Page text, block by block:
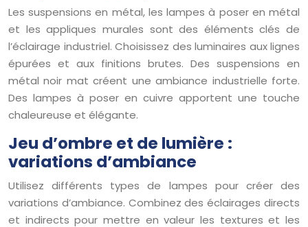
Les suspensions en métal, les lampes à poser en métal
et les appliques murales sont des éléments clés de
l’éclairage industriel. Choisissez des luminaires aux lignes
épurées et aux finitions brutes. Des suspensions en
métal noir mat créent une ambiance industrielle forte.
Des lampes à poser en cuivre apportent une touche
chaleureuse et élégante.
Jeu d’ombre et de lumière :
variations d’ambiance
Utilisez différents types de lampes pour créer des
variations d’ambiance. Combinez des éclairages directs
et indirects pour mettre en valeur les textures et les